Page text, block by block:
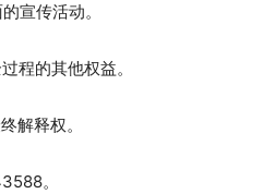
宣传活动。
程的其他权益。
解释权。
。